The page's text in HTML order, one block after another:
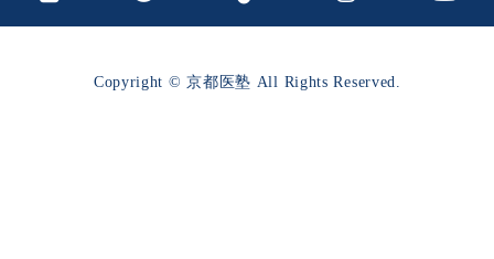
Copyright © 京都医塾 All Rights Reserved.